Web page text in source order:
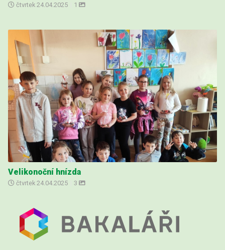
čtvrtek 24.04.2025 1
Velikonoční hnízda
čtvrtek 24.04.2025 3